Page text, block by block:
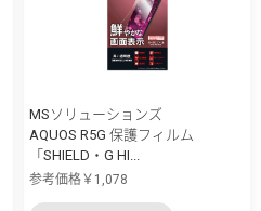
MSソリューションズ
AQUOS R5G 保護フィルム
「SHIELD・G HI...
参考価格￥1,078